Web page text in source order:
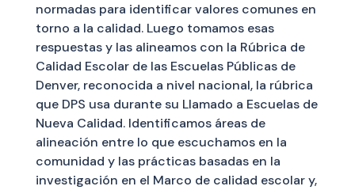
normadas para identificar valores comunes en
torno a la calidad. Luego tomamos esas
respuestas y las alineamos con la Rúbrica de
Calidad Escolar de las Escuelas Públicas de
Denver, reconocida a nivel nacional, la rúbrica
que DPS usa durante su Llamado a Escuelas de
Nueva Calidad. Identificamos áreas de
alineación entre lo que escuchamos en la
comunidad y las prácticas basadas en la
investigación en el Marco de calidad escolar y,